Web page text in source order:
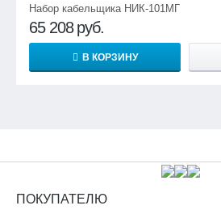
Набор кабельщика НИК-101МГ
65 208 руб.
В КОРЗИНУ
ПОКУПАТЕЛЮ